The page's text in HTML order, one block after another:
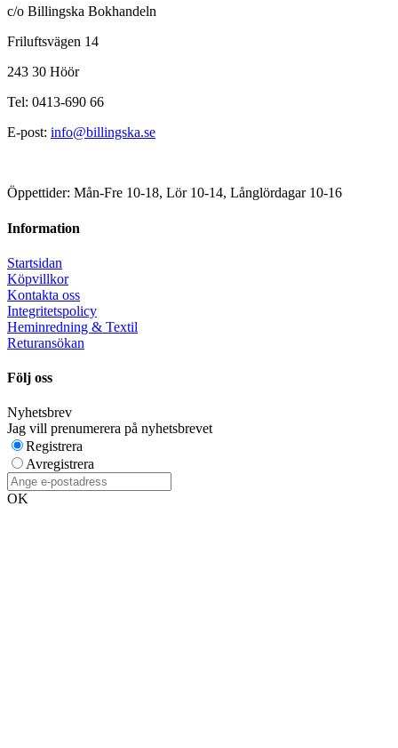
c/o Billingska Bokhandeln
Friluftsvägen 14
243 30 Höör
Tel: 0413-690 66
E-post: info@billingska.se
Öppettider: Mån-Fre 10-18, Lör 10-14, Långlördagar 10-16
Information
Startsidan
Köpvillkor
Kontakta oss
Integritetspolicy
Heminredning & Textil
Returansökan
Följ oss
Nyhetsbrev
Jag vill prenumerera på nyhetsbrevet
Registrera
Avregistrera
OK